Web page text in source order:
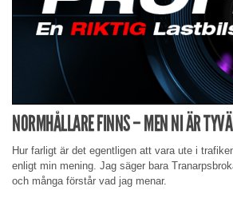
NORMHÅLLARE FINNS – MEN NI ÄR
Hur farligt är det egentligen att vara ute i
enligt min mening. Jag säger bara
och många förstår vad jag menar.